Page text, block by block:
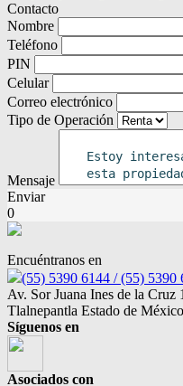
Contacto
Nombre
Teléfono
PIN
Celular
Correo electrónico
Tipo de Operación
Mensaje
Enviar
0
Encuéntranos en
(55) 5390 6144 / (55) 5390
Av. Sor Juana Ines de la
Tlalnepantla Estado de
Síguenos en
Asociados con